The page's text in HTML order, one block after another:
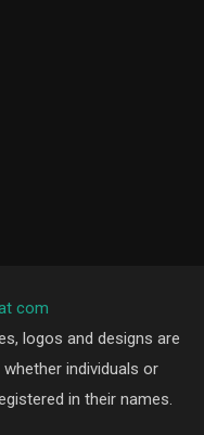
com
logos and designs are
individuals or
in their names.